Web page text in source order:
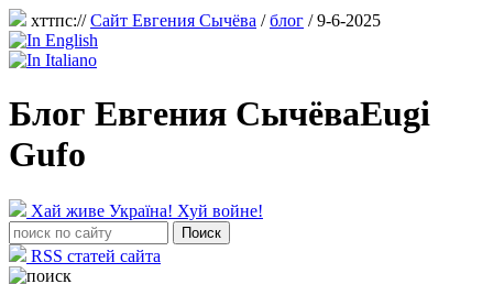
хттпс://Сайт Евгения Сычёва /блог / 9-6-2025
Блог Евгения СычёваEugi
Gufo
Хай живе Україна! Хуй войне!
RSS статей сайта